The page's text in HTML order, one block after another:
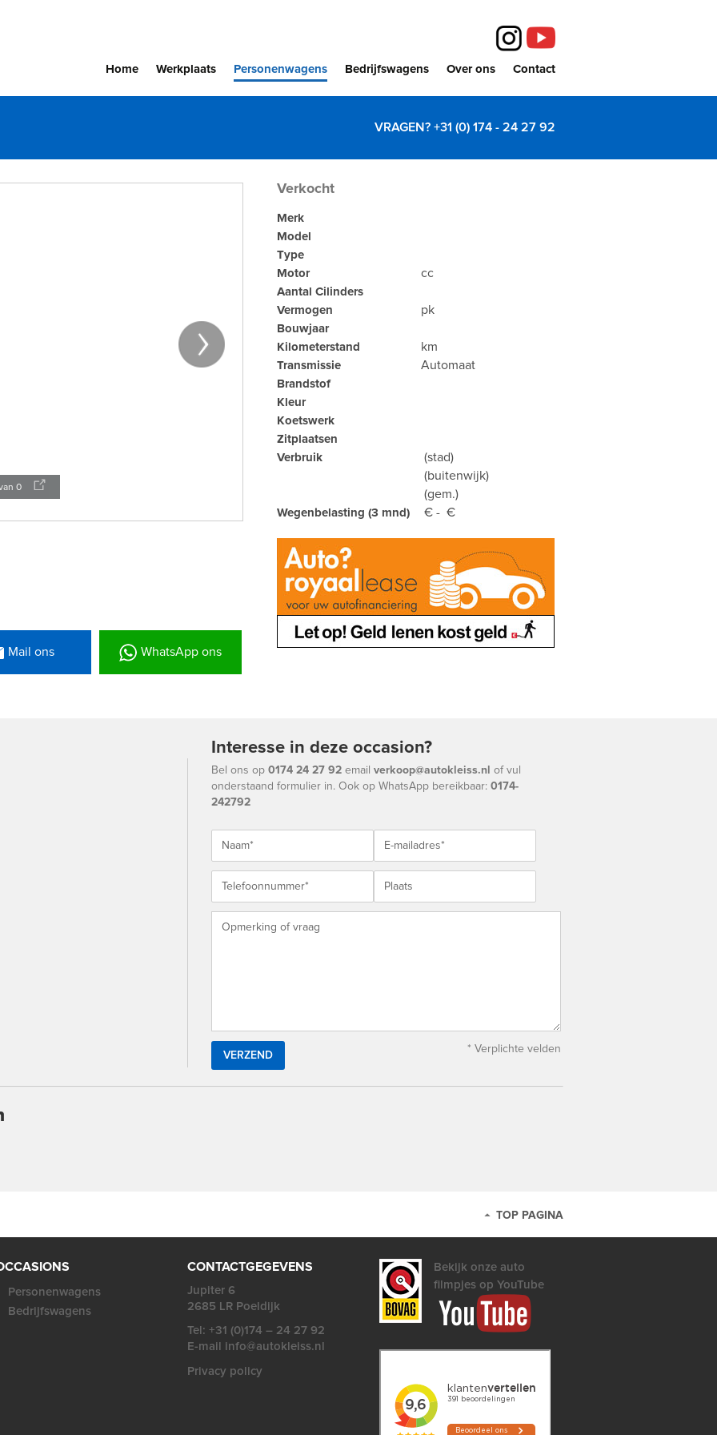
Home Werkplaats Personenwagens Bedrijfswagens Over ons Contact
VRAGEN? +31 (0) 174 - 24 27 92
0
›
Mail ons WhatsApp ons
Verkocht
Merk
Model
Type
Motor
cc
Aantal Cilinders
Vermogen
pk
Bouwjaar
Kilometerstand
km
Transmissie Automaat
Brandstof
Kleur
Koetswerk
Zitplaatsen
Verbruik
(stad)
(buitenwijk)
(gem.)
Wegenbelasting (3 mnd) € - €
Interesse in deze occasion?
Bel ons op 0174 24 27 92email verkoop@autokleiss.nl of vul
onderstaand formulier in. Ook op WhatsApp bereikbaar: 0174-
242792
* Verplichte velden
TOP PAGINA
Personenwagens
Bedrijfswagens
CONTACTGEGEVENS
Jupiter 6
2685 LR Poeldijk
Tel: +31 (0)174 – 24 27 92
E-mail info@autokleiss.nl
Privacy policy
Bekijk onze auto
filmpjes op YouTube